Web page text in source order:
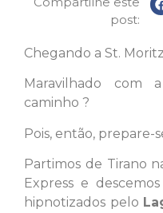
post:
Chegando a St.
Maravilhado com
caminho ?
Pois, então, prepare-
Partimos de Tirano
Express e
hipnotizados pelo